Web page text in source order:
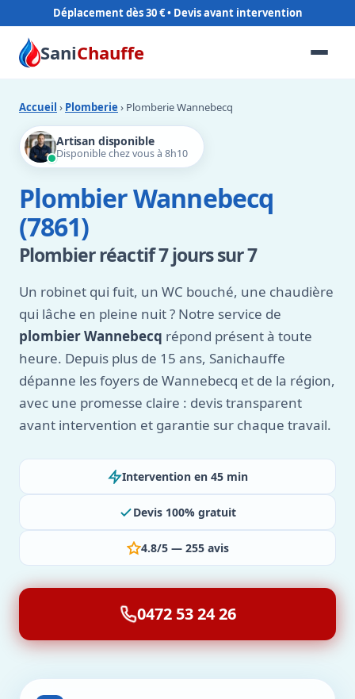
Déplacement dès 30 €
SaniChauffe
Accueil › Plomberie › Plomberie Wannebecq
Artisan disponible
Disponible chez vous à 8h10
Plombier Wannebecq
(7861)
Plombier réactif 7 jours sur 7
Un robinet qui fuit, un WC bouché, une chaudière
qui lâche en pleine nuit ? Notre service de
plombier Wannebecq répond présent à toute
heure. Depuis plus de 15 ans, Sanichauffe
dépanne les foyers de Wannebecq et de la région,
avec une promesse claire : devis transparent
avant intervention et garantie sur chaque travail.
Intervention en 45 min
Devis 100% gratuit
4.8/5 — 255 avis
0472 53 24 26